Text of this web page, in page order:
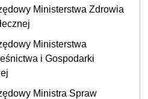
Ministerstwa Zdrowia
Ministerstwa
i Gospodarki
Ministra Spraw